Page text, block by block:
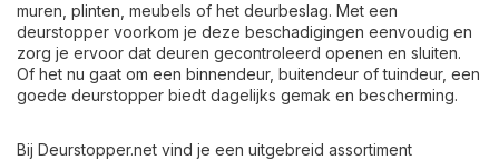
muren, plinten, meubels of het deurbeslag. Met een
deurstopper voorkom je deze beschadigingen eenvoudig en
zorg je ervoor dat deuren gecontroleerd openen en sluiten.
Of het nu gaat om een binnendeur, buitendeur of tuindeur, een
goede deurstopper biedt dagelijks gemak en bescherming.
Bij Deurstopper.net vind je een uitgebreid assortiment